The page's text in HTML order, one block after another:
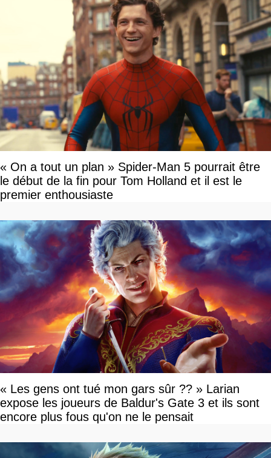
« On a tout un plan » Spider-Man 5 pourrait être
le début de la fin pour Tom Holland et il est le
premier enthousiaste
« Les gens ont tué mon gars sûr ?? » Larian
expose les joueurs de Baldur's Gate 3 et ils sont
encore plus fous qu'on ne le pensait